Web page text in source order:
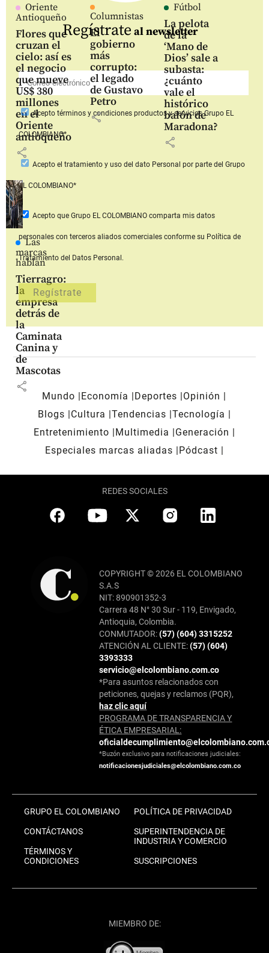
Oriente
Antioqueño
Flores que
cruzan el
cielo: así es
el negocio
que mueve
US$ 380
millones
en el
Oriente
antioqueño
share
Columnistas
El
gobierno
más
corrupto:
el legado
de Gustavo
Petro
share
Fútbol
La pelota
de la
‘Mano de
Dios’ sale a
subasta:
¿cuánto
vale el
histórico
balón de
Maradona?
share
Las
marcas
hablan
Tierragro:
la
empresa
detrás de
la
Caminata
Canina y
de
Mascotas
share
Regístrate al newsletter
Aceptotérminos y condiciones productos y serviciosGrupo EL
COLOMBIANO*
Acepto el tratamiento y uso del dato Personal por parte del Grupo
EL COLOMBIANO*
Acepto que Grupo EL COLOMBIANOcomparta mis datos
personales con terceros aliados comerciales conforme su Política de
Tratamiento del Datos Personal.
Mundo Economía Deportes
Opinión
Blogs
Cultura Tendencias Tecnología
Entretenimiento
Multimedia
Generación
Especiales marcas aliadas
Pódcast
REDES SOCIALES
COPYRIGHT © 2026 EL COLOMBIANO
S.A.S
NIT: 890901352-3
Carrera 48 N° 30 Sur - 119, Envigado,
Antioquia, Colombia.
CONMUTADOR:(57) (604) 3315252
ATENCIÓN AL CLIENTE:(57) (604)
3393333
servicio@elcolombiano.com.co
*Para asuntos relacionados con
peticiones, quejas y reclamos (PQR),
haz clic aquí
PROGRAMA DE TRANSPARENCIA Y
ÉTICA EMPRESARIAL:
*Buzón exclusivo para notificaciones judiciales:
notificacionesjudiciales@elcolombiano.com.co
GRUPO EL COLOMBIANO
CONTÁCTANOS
TÉRMINOS Y
CONDICIONES
POLÍTICA DE PRIVACIDAD
SUPERINTENDENCIA DE
INDUSTRIA Y COMERCIO
SUSCRIPCIONES
MIEMBRO DE: